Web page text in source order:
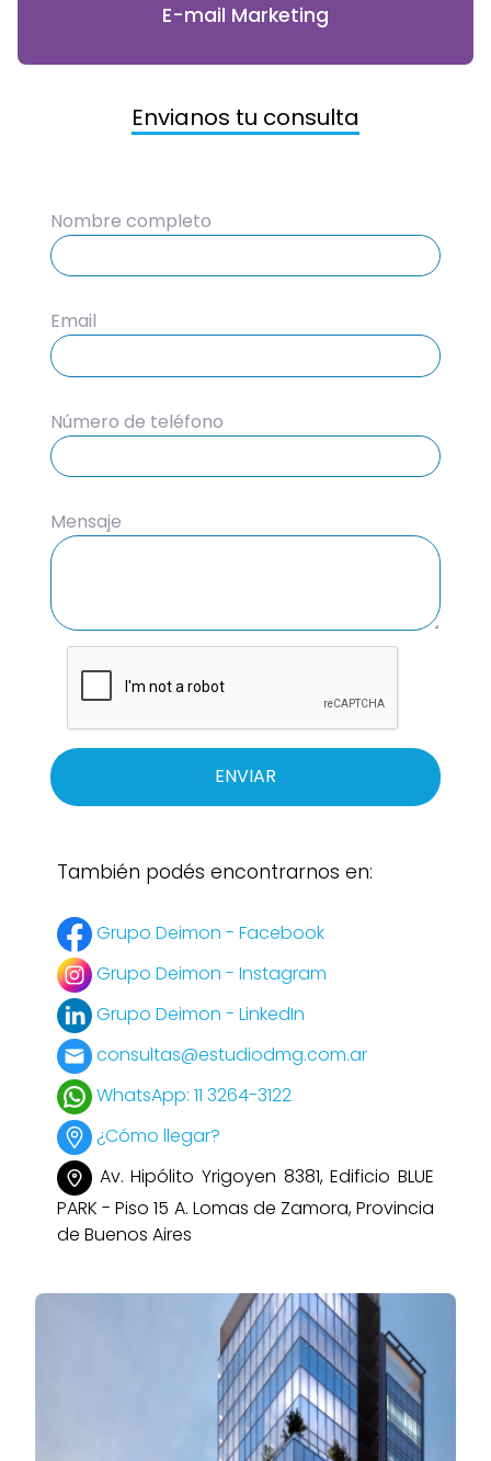
E-mail Marketing
Envianos tu consulta
Nombre completo
Email
Número de teléfono
Mensaje
ENVIAR
También podés encontrarnos en:
Grupo Deimon - Facebook
Grupo Deimon - Instagram
Grupo Deimon - LinkedIn
consultas@estudiodmg.com.ar
WhatsApp: 11 3264-3122
¿Cómo llegar?
Av. Hipólito Yrigoyen 8381, Edificio BLUE
PARK - Piso 15 A. Lomas de Zamora, Provincia
de Buenos Aires